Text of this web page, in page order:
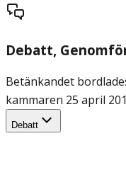
Debatt,
Betänkandet
kammaren 25 april
Debatt